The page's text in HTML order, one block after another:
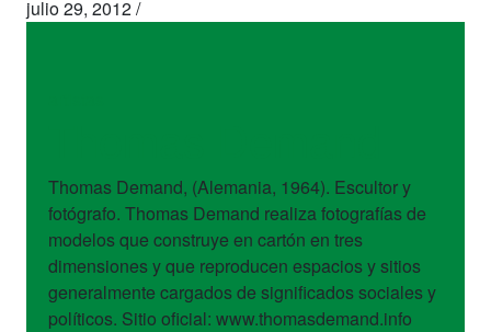
julio 29, 2012/
Thomas Demand, (Alemania, 1964). Escultor y
fotógrafo. Thomas Demand realiza fotografías de
modelos que construye en cartón en tres
dimensiones y que reproducen espacios y sitios
generalmente cargados de significados sociales y
políticos. Sitio oficial: www.thomasdemand.info